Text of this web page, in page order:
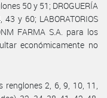
50 y 51; DROGUERÍA
y 60; LABORATORIOS
FARMA S.A. para los
económicamente no
renglones 2, 6, 9, 10, 11,